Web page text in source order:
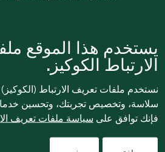
يستخدم هذا الموقع
الارتباط الكوكيز.
نستخدم ملفات تعريف الارتباط
سلاسة، وتخصيص تجربتك، وتحسين
فإنك توافق على سياسة ملفات تعريف